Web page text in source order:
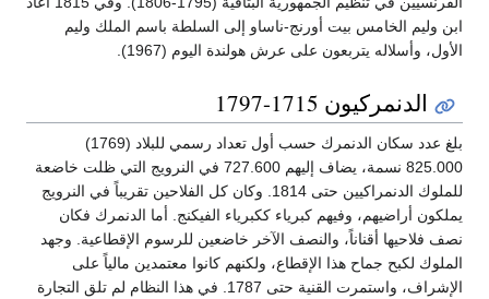
ابن وليم الخامس بيت أورنج-ناساو إلى السلطة باسم الملك وليم
الأول، وأسلاله يتربعون على عرش هولندة اليوم (1967).
الدنمركيون 1715-1797
بلغ عدد سكان الدنمرك حسب أول تعداد رسمي للبلاد (1769)
825.000 نسمة، يضاف إليهم 727.600 في النرويج التي ظلت خاضعة
للملوك الدنمراكيين حتى 1814. وكان كل الفلاحين تقريباً في النرويج
يملكون أراضيهم، وفيهم كبرياء ككبرياء الفيكنج. أما الدنمرك فكان
نصف فلاحيها أقناناً، والنصف الآخر خاضعين للرسوم الإقطاعية. وجهد
الملوك لكبح جماح هذا الإقطاع، ولكنهم كانوا معتمدين مالياً على
الإشراف، واستمرت القنية حتى 1787. في هذا النظام لم تلق التجارة